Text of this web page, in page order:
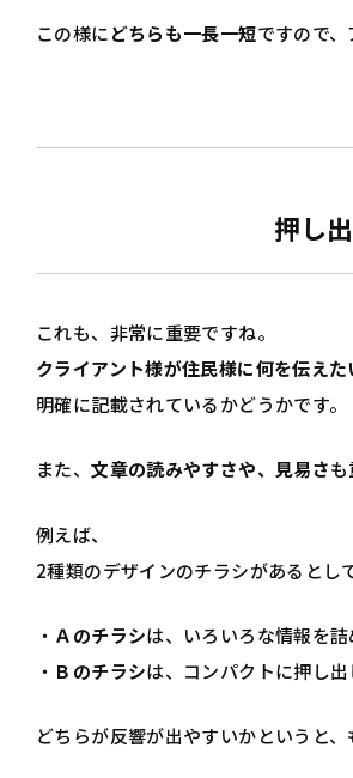
この様にどちらも一長一短ですので
押し
これも、非常に重要ですね。
クライアント様が住民様に何を伝えた
明確に記載されているかどうかです。
また、文章の読みやすさや、見易さも
例えば、
2種類のデザインのチラシがあるとし
・ Ａのチラシは、いろいろな情報を
・ Ｂのチラシは、コンパクトに押し
どちらが反響が出やすいかというと